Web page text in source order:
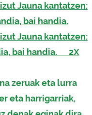
Jauna kantatzen:
bai handia.
Jauna kantatzen:
bai handia. 2X
zeruak eta lurra
eta harrigarriak,